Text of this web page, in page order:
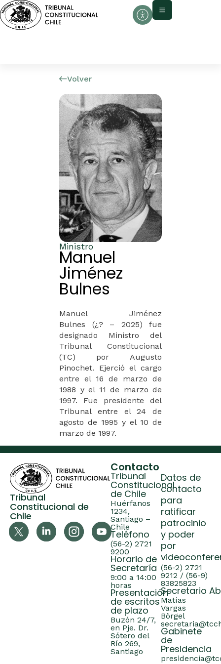
Volver
Ministro
Manuel
Jiménez
Bulnes
Manuel Jiménez
Bulnes (¿? – 2025) fue
designado Ministro del
Tribunal Constitucional
(TC) por Augusto
Pinochet. Ejerció el cargo
entre el 16 de marzo de
1988 y el 11 de marzo de
1997. Fue presidente del
Tribunal entre el 24 de
agosto de 1995 y el 10 de
marzo de 1997.
Tribunal
Constitucional de
Chile
Contacto
Tribunal
Constitucional
de Chile
Huérfanos
1234,
Santiago –
Chile
Teléfono
(56-2) 2721
9200
Horario de
Secretaría
9:00 a 14:00
horas
Presentación
de escritos
de plazo
Buzón 24/7,
en Pje. Dr.
Sótero del
Río 269,
Santiago
Datos de
contacto
para
ratificar
patrocinio
y poder
por
(56-2) 2721
9212 / (56-9)
83825823
Secretario
Matías
Vargas
Börgel
Gabinete
de
Presidencia